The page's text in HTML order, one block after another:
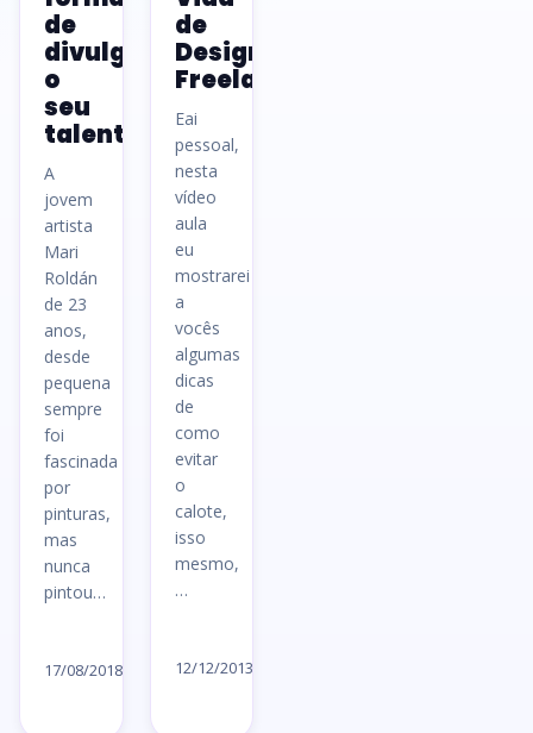
de
divulgar
o
seu
talento
A
jovem
artista
Mari
Roldán
de 23
anos,
desde
pequena
sempre
foi
fascinada
por
pinturas,
mas
nunca
pintou…
17/08/2018
de
Designer
Freelancer
Eai
pessoal,
nesta
vídeo
aula
eu
mostrarei
a
vocês
algumas
dicas
de
como
evitar
o
calote,
isso
mesmo,
…
12/12/2013